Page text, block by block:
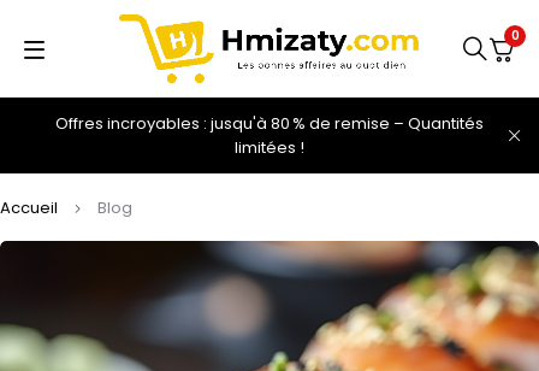
Offres incroyables : jusqu'à 80 % de remise – Quantités
limitées !
0
Accueil Blog